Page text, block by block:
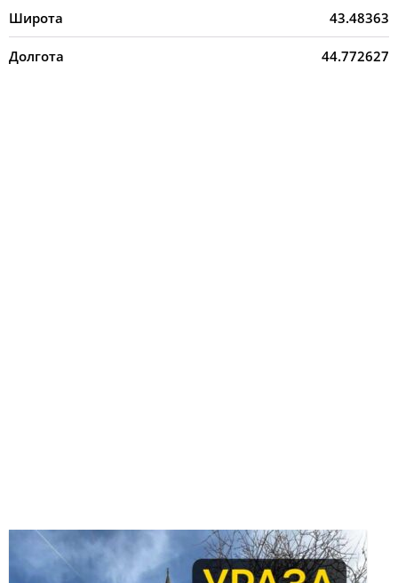
Широта 43.48363
Долгота 44.772627